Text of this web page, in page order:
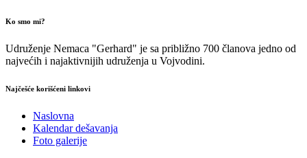
Ko smo mi?
Udruženje Nemaca "Gerhard" je sa približno 700 članova jedno od
najvećih i najaktivnijih udruženja u Vojvodini.
Najčešće korišćeni linkovi
Naslovna
Kalendar dešavanja
Foto galerije